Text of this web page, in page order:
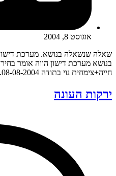
אוגוסט 8, 2004
שאלה שנשאלה בנושא. מערכת
בנושא מערכת דישון הווה אומר
חייה+צימחית נוי בתודה 08-08-2004...
ירקות העונה